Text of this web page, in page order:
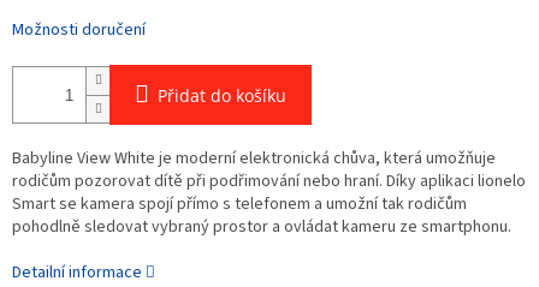
Možnosti doručení
Přidat do košíku
Babyline View White je moderní elektronická chůva, která umožňuje
rodičům pozorovat dítě při podřimování nebo hraní. Díky aplikaci lionelo
Smart se kamera spojí přímo s telefonem a umožní tak rodičům
pohodlně sledovat vybraný prostor a ovládat kameru ze smartphonu.
Detailní informace